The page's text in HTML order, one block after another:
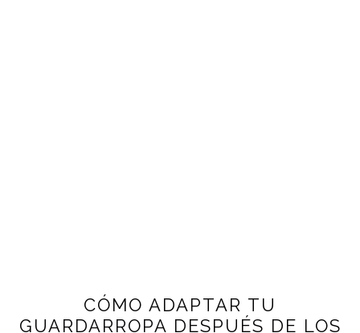
CÓMO ADAPTAR TU
GUARDARROPA DESPUÉS DE LOS